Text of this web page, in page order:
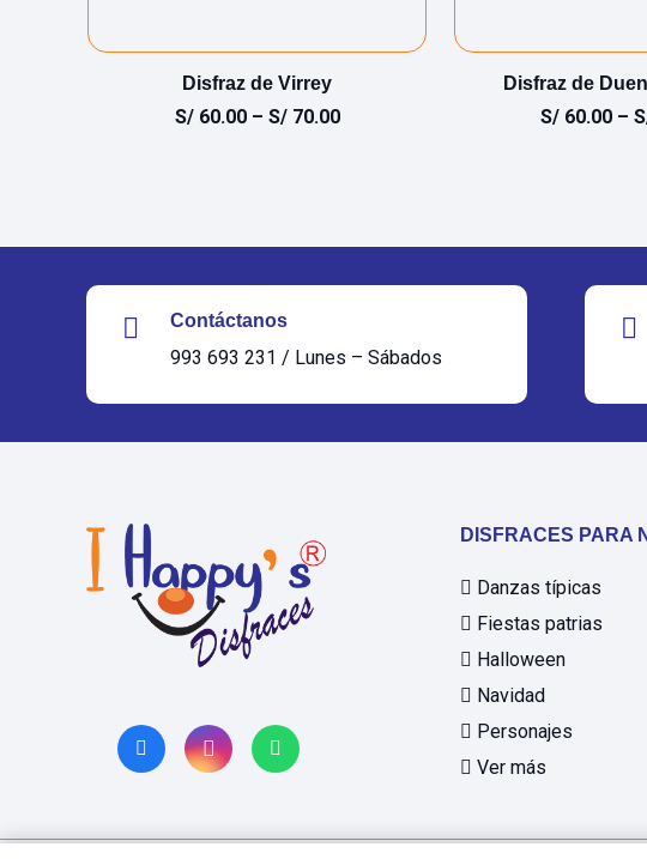
Disfraz de Virrey
S/60.00– S/70.00
Disfraz de
S/ 60.00 –
Contáctanos
993 693 231 / Lunes – Sábados
DISFRACES PARA
Danzas típicas
Fiestas patrias
Halloween
Navidad
Personajes
Ver más